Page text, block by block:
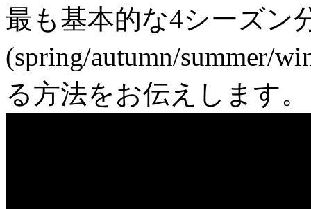
最も基本的な4シーズン
(spring/autumn/summer/
る方法をお伝えします。